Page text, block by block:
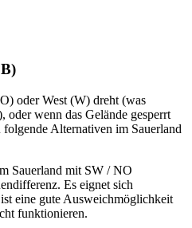
oder West (W) dreht (was
oder wenn das Gelände gesperrt
Alternativen im Sauerland
Sauerland mit SW / NO
Es eignet sich
eine gute Ausweichmöglichkeit
funktionieren.